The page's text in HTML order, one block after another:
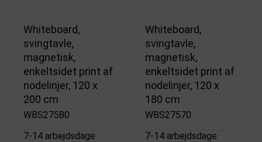
Whiteboard,
svingtavle,
magnetisk,
enkeltsidet print af
nodelinjer, 120 x
200 cm
WBS27580
7-14 arbejdsdage
Whiteboard,
svingtavle,
magnetisk,
enkeltsidet print af
nodelinjer, 120 x
180 cm
WBS27570
7-14 arbejdsdage